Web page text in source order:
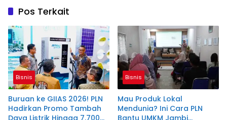
Pos Terkait
Bisnis
Buruan ke GIIAS 2026! PLN
Hadirkan Promo Tambah
Daya Listrik Hingga 7.700
Bisnis
Mau Produk Lokal
Mendunia? Ini Cara PLN
Bantu UMKM Jambi